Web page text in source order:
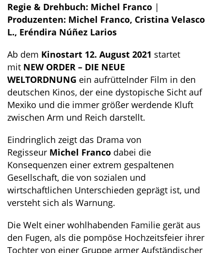
Regie & Drehbuch: Michel Franco |
Produzenten: Michel Franco, Cristina Velasco
L., Eréndira Núñez Larios
Ab dem Kinostart 12. August 2021 startet
mit NEW ORDER – DIE NEUE
WELTORDNUNG ein aufrüttelnder Film in den
deutschen Kinos, der eine dystopische Sicht auf
Mexiko und die immer größer werdende Kluft
zwischen Arm und Reich darstellt.
Eindringlich zeigt das Drama von
Regisseur Michel Franco dabei die
Konsequenzen einer extrem gespaltenen
Gesellschaft, die von sozialen und
wirtschaftlichen Unterschieden geprägt ist, und
versteht sich als Warnung.
Die Welt einer wohlhabenden Familie gerät aus
den Fugen, als die pompöse Hochzeitsfeier ihrer
Tochter von einer Gruppe armer Aufständischer